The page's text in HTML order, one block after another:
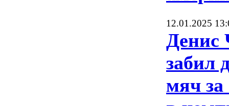
12.01.2025
Денис
забил
мяч